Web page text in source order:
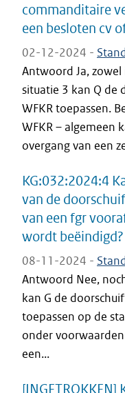
commanditaire
een besloten cv
02-12-2024 -
Antwoord Ja,
situatie 3 kan Q de
WFKR toepassen.
WFKR – algemeen
overgang van een
KG:032:2024:4
van de
van een fgr
wordt beëindigd?
08-11-2024 -
Antwoord Nee,
kan G de
toepassen op de
onder
een...